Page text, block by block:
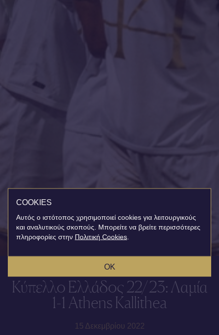
Κύπελλο Ελλάδος 22/23: Λαμία
1-1 Athens Kallithea
15 Δεκεμβρίου 2022
COOKIES
Αυτός ο ιστότοπος χρησιμοποιεί cookies για λειτουργικούς
και αναλυτικούς σκοπούς. Μπορείτε να βρείτε περισσότερες
πληροφορίες στην Πολιτική Cookies
OK